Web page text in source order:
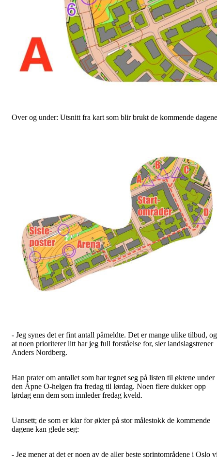
Over og under: Utsnitt fra kart som blir brukt de kommende
- Jeg synes det er fint antall påmeldte. Det er mange ulike tilbud, og
at noen prioriterer litt har jeg full forståelse for, sier landslagstrener
Anders Nordberg.
Han prater om antallet som har tegnet seg på listen til øktene under
den Åpne O-helgen fra fredag til lørdag. Noen flere dukker opp
lørdag enn dem som innleder fredag kveld.
Uansett; de som er klar for økter på stor målestokk de kommende
dagene kan glede seg:
- Jeg mener at det er noen av de aller beste sprintområdene i Oslo